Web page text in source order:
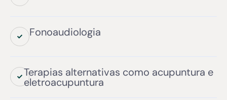
Fonoaudiologia
Terapias alternativas como acupuntura e
eletroacupuntura